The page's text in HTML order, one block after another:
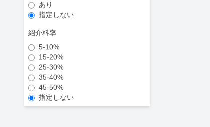
あり
指定しない
紹介料率
5-10%
15-20%
25-30%
35-40%
45-50%
指定しない